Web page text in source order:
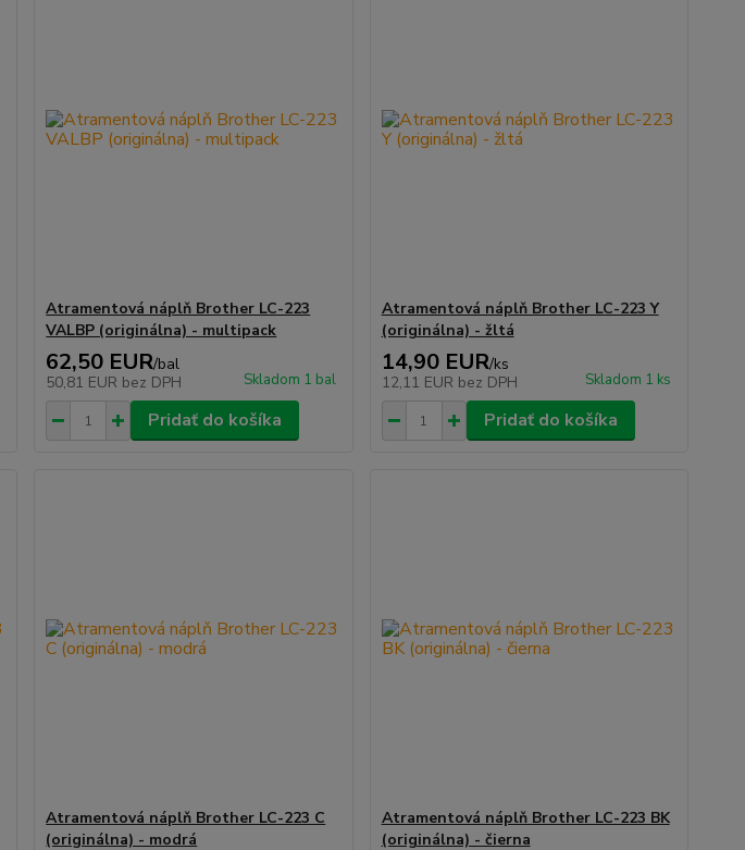
Atramentová náplň Brother LC-223
VALBP (originálna) - multipack
62,50 EUR/bal
50,81 EUR bez DPH Skladom 1 bal
Pridať do košíka
Atramentová náplň Brother LC-223 Y
(originálna) - žltá
14,90 EUR/ks
12,11 EUR bez DPH Skladom 1 ks
Pridať do košíka
Atramentová náplň Brother LC-223 C
(originálna) - modrá
Atramentová náplň Brother LC-223 BK
(originálna) - čierna